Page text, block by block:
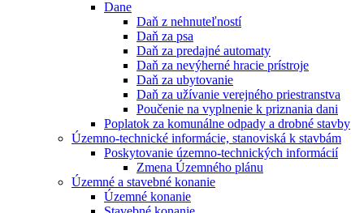
Dane
Daň z nehnuteľností
Daň za psa
Daň za predajné automaty
Daň za nevýherné hracie prístroje
Daň za ubytovanie
Daň za užívanie verejného priestranstva
Poučenie na vyplnenie k priznania dani
Poplatok za komunálne odpady a drobné stavby
Územno-technické informácie, stanoviská k stavbám
Poskytovanie územno-technických informácií
Zmena Územného plánu
Územné a stavebné konanie
Územné konanie